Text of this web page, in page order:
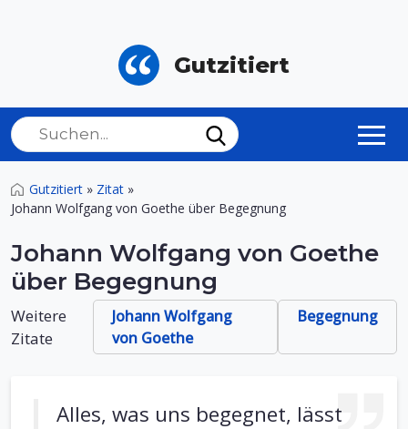
Gutzitiert
Gutzitiert » Zitat »
Johann Wolfgang von Goethe über Begegnung
Johann Wolfgang von Goethe
über Begegnung
Weitere
Zitate
Johann Wolfgang
von Goethe
Begegnung
Alles, was uns begegnet, lässt